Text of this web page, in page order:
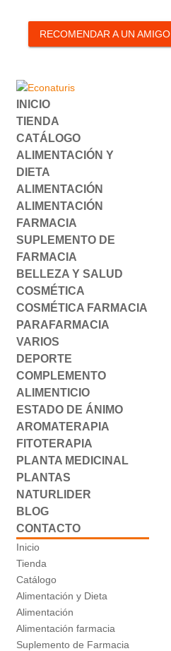
RECOMENDAR A UN AMIGO
INICIO
TIENDA
CATÁLOGO
ALIMENTACIÓN Y
DIETA
ALIMENTACIÓN
ALIMENTACIÓN
FARMACIA
SUPLEMENTO DE
FARMACIA
BELLEZA Y SALUD
COSMÉTICA
COSMÉTICA FARMACIA
PARAFARMACIA
VARIOS
DEPORTE
COMPLEMENTO
ALIMENTICIO
ESTADO DE ÁNIMO
AROMATERAPIA
FITOTERAPIA
PLANTA MEDICINAL
PLANTAS
NATURLIDER
BLOG
CONTACTO
Inicio
Tienda
Catálogo
Alimentación y Dieta
Alimentación
Alimentación farmacia
Suplemento de Farmacia